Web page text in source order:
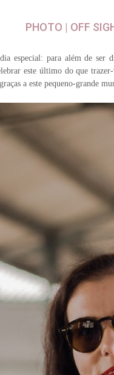
PHOTO | OFF
especial: para além de ser
este último do que
a este pequeno-grande